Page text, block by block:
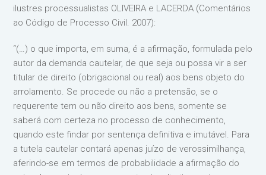
ilustres processualistas OLIVEIRA e LACERDA (Comentários
ao Código de Processo Civil. 2007):⁣
“(…) o que importa, em suma, é a afirmação, formulada pelo
autor da demanda cautelar, de que seja ou possa vir a ser
titular de direito (obrigacional ou real) aos bens objeto do
arrolamento. Se procede ou não a pretensão, se o
requerente tem ou não direito aos bens, somente se
saberá com certeza no processo de conhecimento,
quando este findar por sentença definitiva e imutável. Para
a tutela cautelar contará apenas juízo de verossimilhança,
aferindo-se em termos de probabilidade a afirmação do